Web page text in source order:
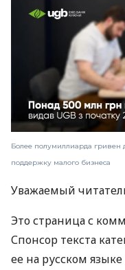
Более полумиллиарда гривен
поддержку малого бизнеса
Уважаемый
Это страница с
Спонсор текста
ее на русском